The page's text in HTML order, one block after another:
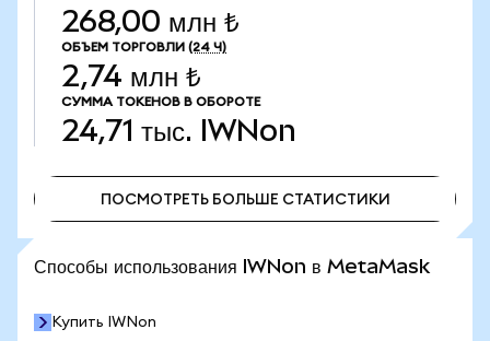
268,00 млн ₺
ОБЪЕМ ТОРГОВЛИ (24 Ч)
2,74 млн ₺
СУММА ТОКЕНОВ В ОБОРОТЕ
24,71 тыс. IWNon
ПОСМОТРЕТЬ БОЛЬШЕ СТАТИСТИКИ
Способы использования IWNon в MetaMask
Купить IWNon